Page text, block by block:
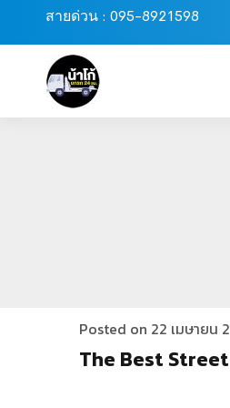
สายด่วน : 095-8921598
Posted on 22 เมษายน
The Best